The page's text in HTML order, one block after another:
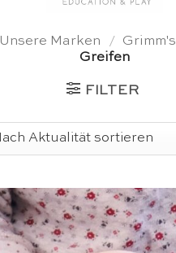
Unsere Marken / Grimm's
Greifen
FILTER